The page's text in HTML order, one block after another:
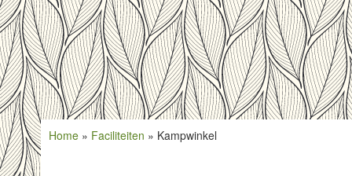
Home » Faciliteiten » Kampwinkel